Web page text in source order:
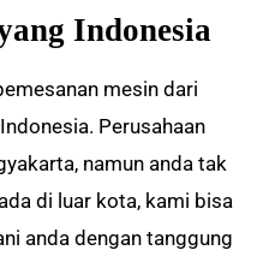
Indonesia
mesin dari
Perusahaan
namun anda tak
di luar kota, kami bisa
anda dengan tanggung